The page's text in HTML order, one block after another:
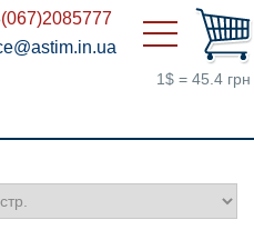
1$ = 45.4 грн